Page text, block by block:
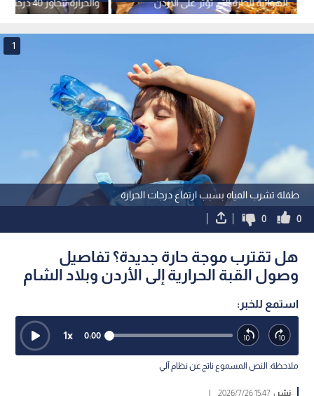
والحرارة تتجاوز 40
والعقبة
الهوائية الحارة التي تؤثر على الأردن
وموعد ذروتها
طفلة تشرب المياه بسبب ارتفاع درجات الحرارة
1
0
0
هل تقترب موجة حارة جديدة؟ تفاصيل
وصول القبة الحرارية إلى الأردن وبلاد الشام
استمع للخبر:
0:00
1x
ملاحظة: النص المسموع ناتج عن نظام آلي
نشر :15:47 2026/7/26
|